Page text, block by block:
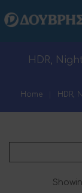
HDR,
Home HDR,